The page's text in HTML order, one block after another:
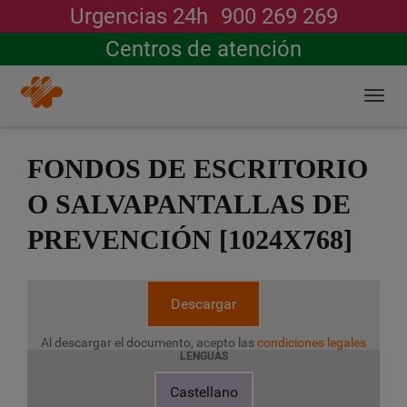
contenido
Urgencias 24h 900 269 269
Centros de atención
Buscar
FONDOS DE ESCRITORIO
O SALVAPANTALLAS DE
PREVENCIÓN [1024X768]
Descargar
Al descargar el documento, acepto lascondiciones legales
LENGUAS
Castellano